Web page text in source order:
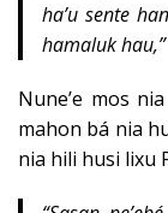
ha’u sente
hamaluk
Nune’e mos
mahon bá nia
nia hili husi lixu